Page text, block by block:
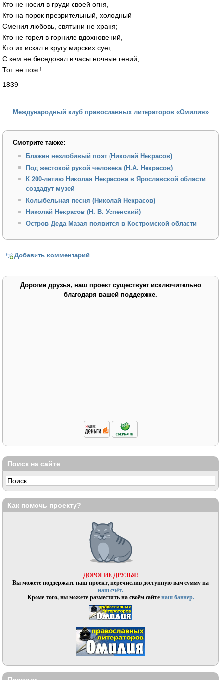
Кто не носил в груди своей огня,
Кто на порок презрительный, холодный
Сменил любовь, святыни не храня;
Кто не горел в горниле вдохновений,
Кто их искал в кругу мирских сует,
С кем не беседовал в часы ночные гений,
Тот не поэт!
1839
Международный клуб православных литераторов «Омилия»
Смотрите также:
Блажен незлобивый поэт (Николай Некрасов)
Под жестокой рукой человека (Н.А. Некрасов)
К 200-летию Николая Некрасова в Ярославской области
создадут музей
Колыбельная песня (Николай Некрасов)
Николай Некрасов (Н. В. Успенский)
Остров Деда Мазая появится в Костромской области
Добавить комментарий
Дорогие друзья, наш проект существует исключительно
благодаря вашей поддержке.
Поиск на сайте
Как помочь проекту?
ДОРОГИЕ ДРУЗЬЯ!
Вы можете поддержать наш проект, перечислив доступную вам сумму на
наш счёт.
Кроме того, вы можете разместить на своём сайтенаш баннер.